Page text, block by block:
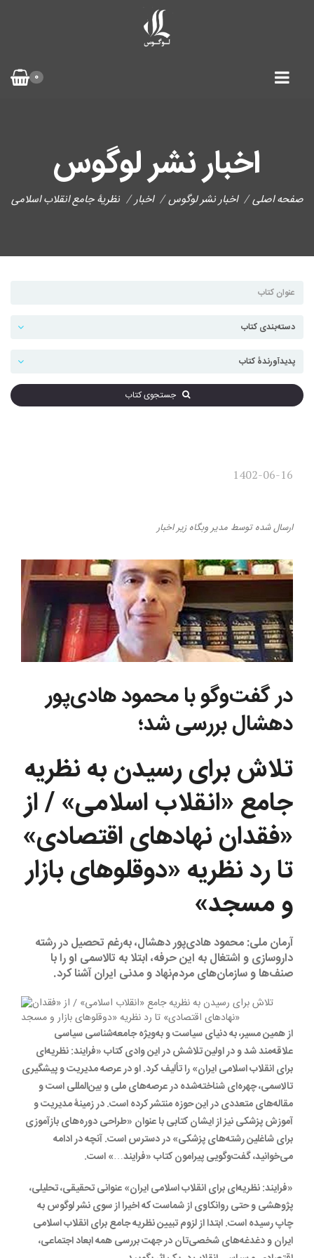
0
اخبار نشر لوگوس
صفحه اصلی اخبار نشر لوگوس اخبار نظریۀ جامع انقلاب اسلامی
جستجوی کتاب
1402-06-16
ارسال شدهتوسط مدیر وبگاه زیراخبار
در گفت‌وگو با محمود هادی‌پور
دهشال بررسی شد؛
تلاش برای رسیدن به نظریه
جامع «انقلاب اسلامی» / از
«فقدان نهادهای اقتصادی»
تا رد نظریه «دوقلوهای بازار
و مسجد»
آرمان ملی: محمود هادی‌پور دهشال، به‌رغم تحصیل در رشته
داروسازی و اشتغال به این حرفه، ابتلا به تالاسمی او را با
صنف‌ها و سازمان‌های مردم‌نهاد و مدنی ایران آشنا کرد.
از همین مسیر، به دنیای سیاست و به‌ویژه جامعه‌شناسی سیاسی
علاقه‌مند شد و در اولین تلاشش در این وادی کتاب «فرایند: نظریه‌ای
برای انقلاب اسلامی ایران» را تألیف کرد. او در عرصه‌ مدیریت و پیشگیری
تالاسمی، چهره‌ای شناخته‌شده در عرصه‌های ملی و بین‌المللی است و
مقاله‌های متعددی در این حوزه منتشر کرده است. در زمینۀ مدیریت و
آموزش پزشکی نیز از ایشان کتابی با عنوان «طراحی دوره‌های بازآموزی
برای شاغلین رشته‌های پزشکی» در دسترس است. آنچه در ادامه
می‌خوانید، گفت‌وگویی پیرامون کتاب «فرایند…» است.
«فرایند: نظریه‌ای برای انقلاب اسلامی ایران» عنوانی تحقیقی، تحلیلی،
پژوهشی و حتی روانکاوی از شماست که اخیرا از سوی نشر لوگوس به
چاپ رسیده است. ابتدا از لزوم تبیین نظریه جامع برای انقلاب اسلامی
ایران و دغدغه‌های شخصی‌تان در جهت بررسی همه ابعاد اجتماعی،